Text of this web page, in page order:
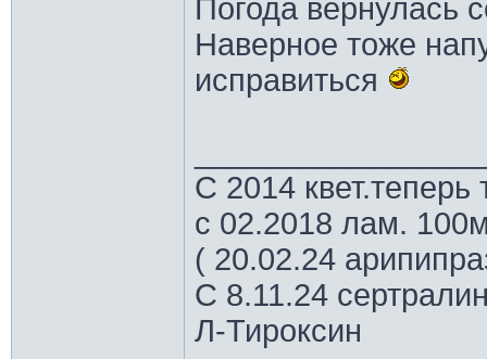
Погода вернулась
Наверное тоже
исправиться
С 2014 квет.теперь
с 02.2018 лам.
( 20.02.24
С 8.11.24
Л-Тироксин